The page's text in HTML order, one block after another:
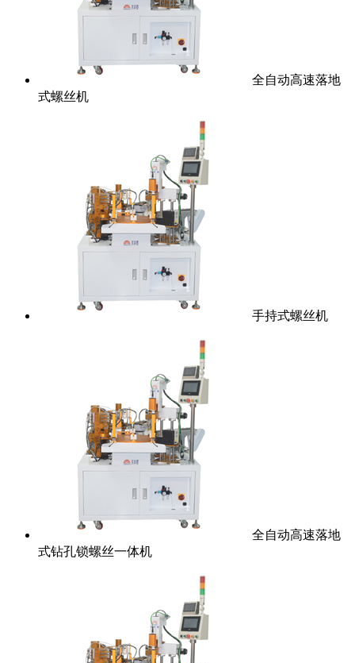
全自动高速落地
式螺丝机
手持式螺丝机
全自动高速落地
式钻孔锁螺丝一体机